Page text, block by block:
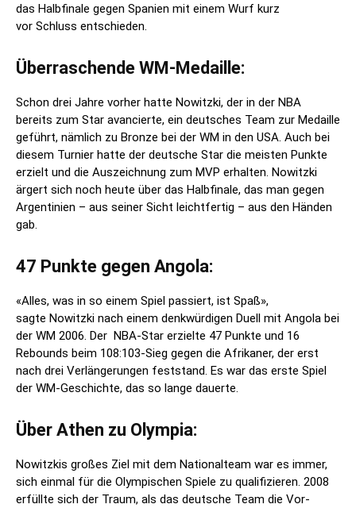
das Halbfinale gegen Spanien mit einem Wurf kurz
vor Schluss entschieden.
Überraschende WM-Medaille:
Schon drei Jahre vorher hatte Nowitzki, der in der NBA
bereits zum Star avancierte, ein deutsches Team zur Medaille
geführt, nämlich zu Bronze bei der WM in den USA. Auch bei
diesem Turnier hatte der deutsche Star die meisten Punkte
erzielt und die Auszeichnung zum MVP erhalten. Nowitzki
ärgert sich noch heute über das Halbfinale, das man gegen
Argentinien – aus seiner Sicht leichtfertig – aus den Händen
gab.
47 Punkte gegen Angola:
«Alles, was in so einem Spiel passiert, ist Spaß»,
sagte Nowitzki nach einem denkwürdigen Duell mit Angola bei
der WM 2006. Der NBA-Star erzielte 47 Punkte und 16
Rebounds beim 108:103-Sieg gegen die Afrikaner, der erst
nach drei Verlängerungen feststand. Es war das erste Spiel
der WM-Geschichte, das so lange dauerte.
Über Athen zu Olympia:
Nowitzkis großes Ziel mit dem Nationalteam war es immer,
sich einmal für die Olympischen Spiele zu qualifizieren. 2008
erfüllte sich der Traum, als das deutsche Team die Vor-